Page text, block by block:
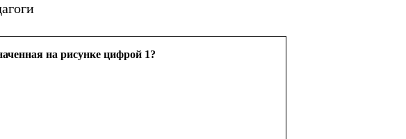
на рисунке цифрой 1?